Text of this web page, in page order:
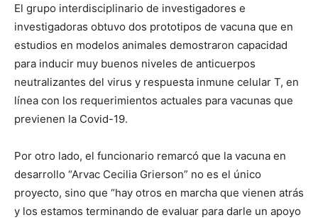
El grupo interdisciplinario de investigadores e
investigadoras obtuvo dos prototipos de vacuna que en
estudios en modelos animales demostraron capacidad
para inducir muy buenos niveles de anticuerpos
neutralizantes del virus y respuesta inmune celular T, en
línea con los requerimientos actuales para vacunas que
previenen la Covid-19.
Por otro lado, el funcionario remarcó que la vacuna en
desarrollo “Arvac Cecilia Grierson” no es el único
proyecto, sino que “hay otros en marcha que vienen atrás
y los estamos terminando de evaluar para darle un apoyo